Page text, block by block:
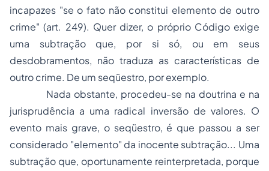
incapazes "se o fato não constitui elemento de outro
crime" (art. 249). Quer dizer, o próprio Código exige
uma subtração que, por si só, ou em seus
desdobramentos, não traduza as características de
outro crime. De um seqüestro, por exemplo.
Nada obstante, procedeu-se na doutrina e na
jurisprudência a uma radical inversão de valores. O
evento mais grave, o seqüestro, é que passou a ser
considerado "elemento" da inocente subtração... Uma
subtração que, oportunamente reinterpretada, porque